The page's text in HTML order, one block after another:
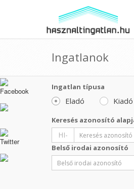
Ingatlanok
Ingatlan típusa
Eladó Kiadó
Keresés azonosító
HI-
Belső irodai azonosító